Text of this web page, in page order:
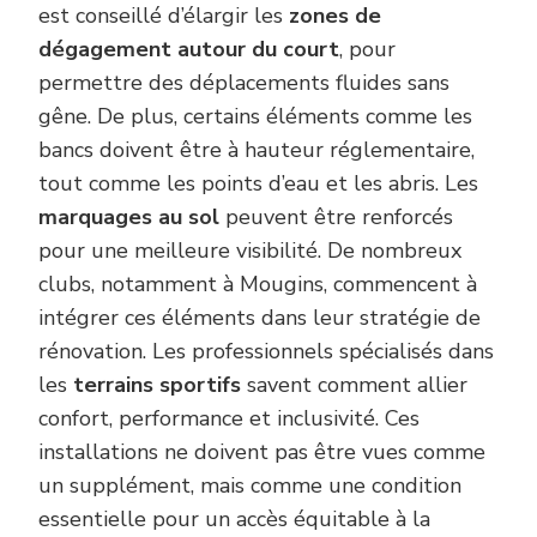
est conseillé d’élargir les zones de
dégagement autour du court, pour
permettre des déplacements fluides sans
gêne. De plus, certains éléments comme les
bancs doivent être à hauteur réglementaire,
tout comme les points d’eau et les abris. Les
marquages au sol peuvent être renforcés
pour une meilleure visibilité. De nombreux
clubs, notamment à Mougins, commencent à
intégrer ces éléments dans leur stratégie de
rénovation. Les professionnels spécialisés dans
les terrains sportifs savent comment allier
confort, performance et inclusivité. Ces
installations ne doivent pas être vues comme
un supplément, mais comme une condition
essentielle pour un accès équitable à la